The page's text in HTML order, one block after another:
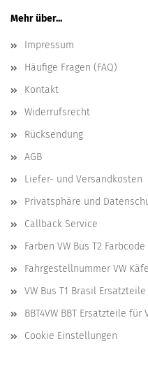
Mehr über...
Impressum
Häufige Fragen (FAQ)
Kontakt
Widerrufsrecht
Rücksendung
AGB
Liefer- und Versandkosten
Privatsphäre und
Callback Service
Farben VW Bus T2
Fahrgestellnummer VW
VW Bus T1 Brasil
BBT4VW BBT Ersatzteile für
Cookie Einstellungen